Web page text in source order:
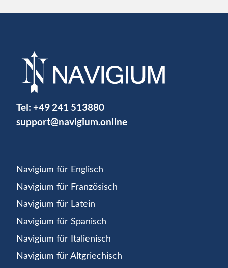
Tel: +49 241 513880
support@navigium.online
Navigium für Englisch
Navigium für Französisch
Navigium für Latein
Navigium für Spanisch
Navigium für Italienisch
Navigium für Altgriechisch